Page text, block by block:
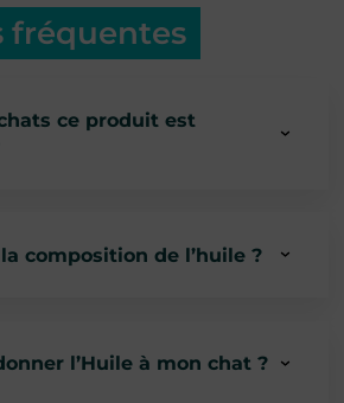
fréquentes
ce produit est
composition de l’huile ?
l’Huile à mon chat ?